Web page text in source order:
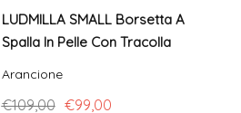
LUDMILLA SMALL Borsetta A
Spalla In Pelle Con Tracolla
Arancione
€109,00 €99,00